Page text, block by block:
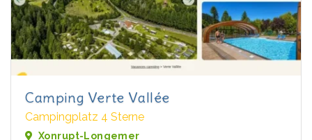
Camping Verte Vallée
Campingplatz 4 Sterne
Xonrupt-Longemer